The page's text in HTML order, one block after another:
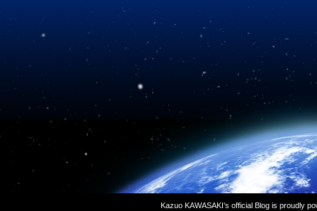
Kazuo KAWASAKI’s official Blog is proudly